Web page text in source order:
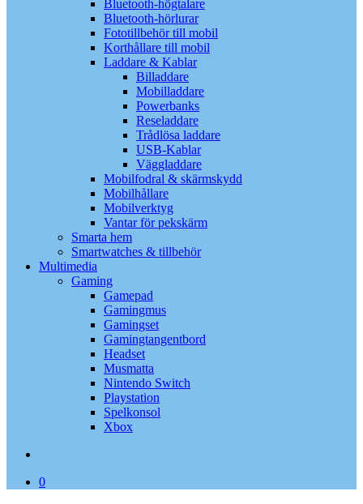
Bluetooth-högtalare
Bluetooth-hörlurar
Fototillbehör till mobil
Korthållare till mobil
Laddare & Kablar
Billaddare
Mobilladdare
Powerbanks
Reseladdare
Trådlösa laddare
USB-Kablar
Väggladdare
Mobilfodral & skärmskydd
Mobilhållare
Mobilverktyg
Vantar för pekskärm
Smarta hem
Smartwatches & tillbehör
Multimedia
Gaming
Gamepad
Gamingmus
Gamingset
Gamingtangentbord
Headset
Musmatta
Nintendo Switch
Playstation
Spelkonsol
Xbox
0